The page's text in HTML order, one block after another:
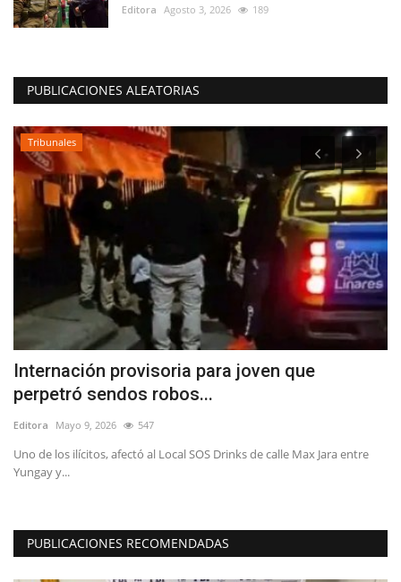
Editora Agosto 3, 2026 189
PUBLICACIONES ALEATORIAS
Tribunales
Internación provisoria para joven que
perpetró sendos robos...
Editora Mayo 9, 2026 547
Uno de los ilícitos, afectó al Local SOS Drinks de calle Max Jara entre
Yungay y...
PUBLICACIONES RECOMENDADAS